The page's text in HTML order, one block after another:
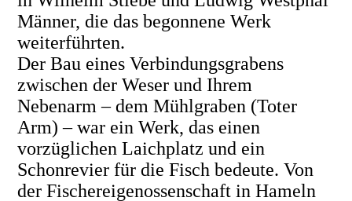
Männer, die das begonnene Werk
weiterführten.
Der Bau eines Verbindungsgrabens
zwischen der Weser und Ihrem
Nebenarm – dem Mühlgraben (Toter
Arm) – war ein Werk, das einen
vorzüglichen Laichplatz und ein
Schonrevier für die Fisch bedeute. Von
der Fischereigenossenschaft in Hameln